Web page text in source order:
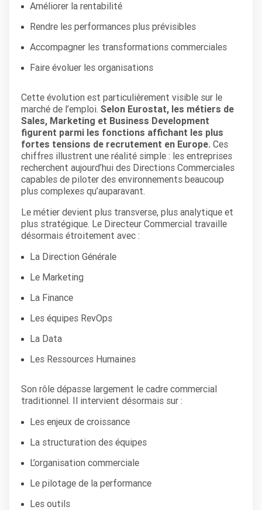
Améliorer la rentabilité
Rendre les performances plus prévisibles
Accompagner les transformations commerciales
Faire évoluer les organisations
Cette évolution est particulièrement visible sur le
marché de l’emploi. Selon Eurostat, les métiers de
Sales, Marketing et Business Development
figurent parmi les fonctions affichant les plus
fortes tensions de recrutement en Europe. Ces
chiffres illustrent une réalité simple : les entreprises
recherchent aujourd’hui des Directions Commerciales
capables de piloter des environnements beaucoup
plus complexes qu’auparavant.
Le métier devient plus transverse, plus analytique et
plus stratégique. Le Directeur Commercial travaille
désormais étroitement avec :
La Direction Générale
Le Marketing
La Finance
Les équipes RevOps
La Data
Les Ressources Humaines
Son rôle dépasse largement le cadre commercial
traditionnel. Il intervient désormais sur :
Les enjeux de croissance
La structuration des équipes
L’organisation commerciale
Le pilotage de la performance
Les outils